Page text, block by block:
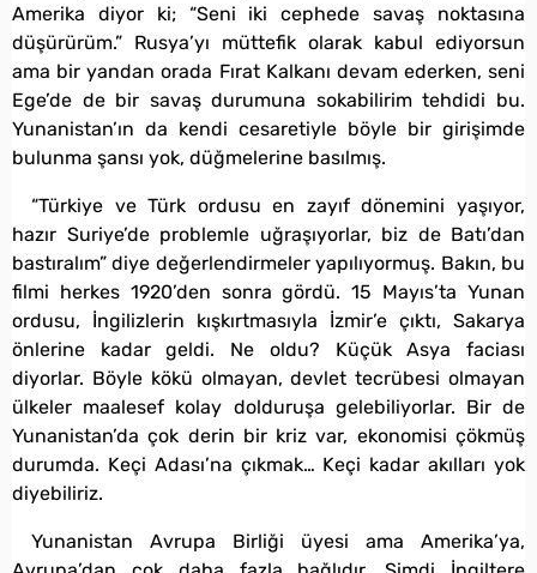
Amerika diyor ki; “Seni iki cephede savaş noktasına
düşürürüm.” Rusya’yı müttefik olarak kabul ediyorsun
ama bir yandan orada Fırat Kalkanı devam ederken, seni
Ege’de de bir savaş durumuna sokabilirim tehdidi bu.
Yunanistan’ın da kendi cesaretiyle böyle bir girişimde
bulunma şansı yok, düğmelerine basılmış.
“Türkiye ve Türk ordusu en zayıf dönemini yaşıyor,
hazır Suriye’de problemle uğraşıyorlar, biz de Batı’dan
bastıralım” diye değerlendirmeler yapılıyormuş. Bakın, bu
filmi herkes 1920’den sonra gördü. 15 Mayıs’ta Yunan
ordusu, İngilizlerin kışkırtmasıyla İzmir’e çıktı, Sakarya
önlerine kadar geldi. Ne oldu? Küçük Asya faciası
diyorlar. Böyle kökü olmayan, devlet tecrübesi olmayan
ülkeler maalesef kolay dolduruşa gelebiliyorlar. Bir de
Yunanistan’da çok derin bir kriz var, ekonomisi çökmüş
durumda. Keçi Adası’na çıkmak… Keçi kadar akılları yok
diyebiliriz.
Yunanistan Avrupa Birliği üyesi ama Amerika’ya,